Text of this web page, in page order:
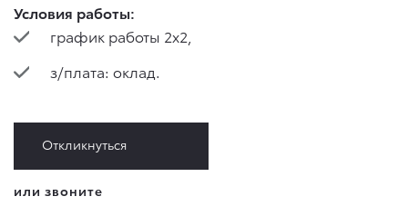
Условия работы:
график работы 2х2,
з/плата: оклад.
Откликнуться
или звоните